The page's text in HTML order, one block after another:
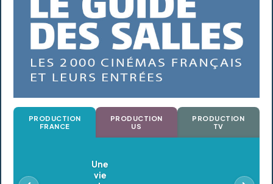
PRODUCTION
FRANCE
PRODUCTION
US
PRODUCTION
TV
Oldeupe
En postproduction